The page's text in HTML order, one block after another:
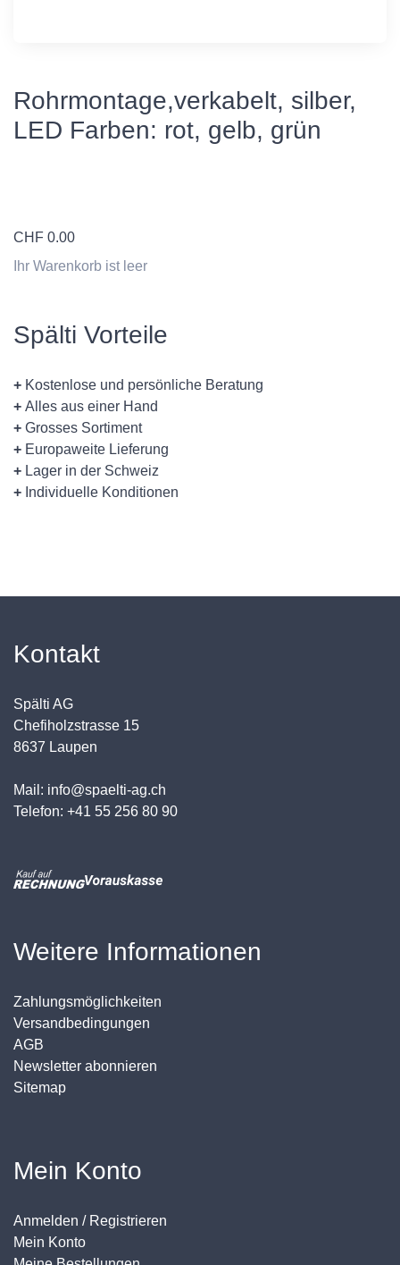
Rohrmontage,verkabelt, silber,
LED Farben: rot, gelb, grün
CHF 0.00
Ihr Warenkorb ist leer
Spälti Vorteile
+ Kostenlose und persönliche Beratung
+ Alles aus einer Hand
+ Grosses Sortiment
+ Europaweite Lieferung
+ Lager in der Schweiz
+ Individuelle Konditionen
Kontakt
Spälti AG
Chefiholzstrasse 15
8637 Laupen
Mail: info@spaelti-ag.ch
Telefon: +41 55 256 80 90
Weitere Informationen
Zahlungsmöglichkeiten
Versandbedingungen
AGB
Newsletter abonnieren
Sitemap
Mein Konto
Anmelden / Registrieren
Mein Konto